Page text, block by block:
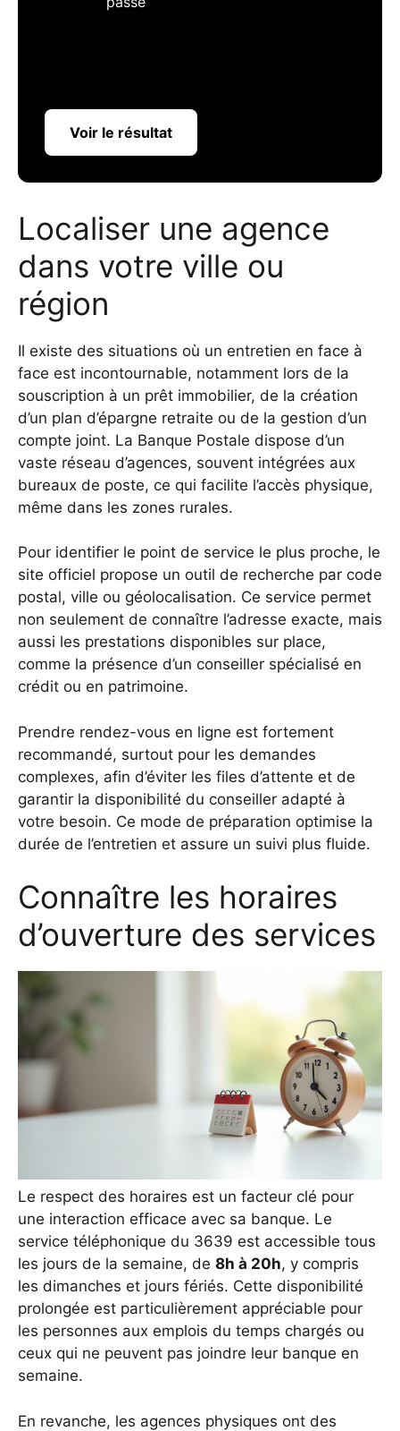
Voir le résultat
Localiser une agence
dans votre ville ou
région
Il existe des situations où un entretien en face à
face est incontournable, notamment lors de la
souscription à un prêt immobilier, de la création
d’un plan d’épargne retraite ou de la gestion d’un
compte joint. La Banque Postale dispose d’un
vaste réseau d’agences, souvent intégrées aux
bureaux de poste, ce qui facilite l’accès physique,
même dans les zones rurales.
Pour identifier le point de service le plus proche, le
site officiel propose un outil de recherche par code
postal, ville ou géolocalisation. Ce service permet
non seulement de connaître l’adresse exacte, mais
aussi les prestations disponibles sur place,
comme la présence d’un conseiller spécialisé en
crédit ou en patrimoine.
Prendre rendez-vous en ligne est fortement
recommandé, surtout pour les demandes
complexes, afin d’éviter les files d’attente et de
garantir la disponibilité du conseiller adapté à
votre besoin. Ce mode de préparation optimise la
durée de l’entretien et assure un suivi plus fluide.
Connaître les horaires
d’ouverture des services
Le respect des horaires est un facteur clé pour
une interaction efficace avec sa banque. Le
service téléphonique du 3639 est accessible tous
les jours de la semaine, de 8h à 20h, y compris
les dimanches et jours fériés. Cette disponibilité
prolongée est particulièrement appréciable pour
les personnes aux emplois du temps chargés ou
ceux qui ne peuvent pas joindre leur banque en
semaine.
En revanche, les agences physiques ont des